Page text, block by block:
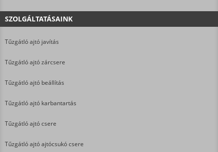
SZOLGÁLTATÁSAINK
Tűzgátló ajtó javítás
Tűzgátló ajtó zárcsere
Tűzgátló ajtó beállítás
Tűzgátló ajtó karbantartás
Tűzgátló ajtó csere
Tűzgátló ajtó ajtócsukó csere